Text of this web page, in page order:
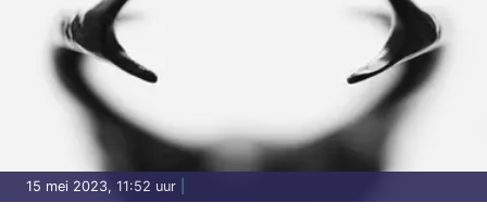
15 mei 2023, 11:52 uur